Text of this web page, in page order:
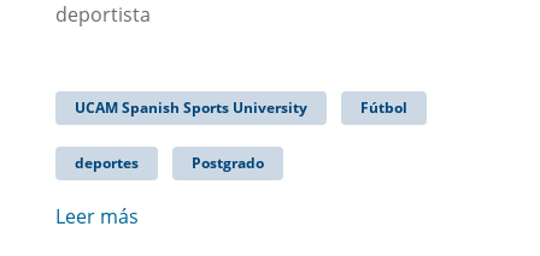
deportista
UCAM Spanish Sports University Fútbol
deportes Postgrado
Leer más